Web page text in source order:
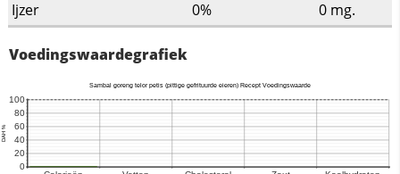
Ijzer 0% 0 mg.
Voedingswaardegrafiek